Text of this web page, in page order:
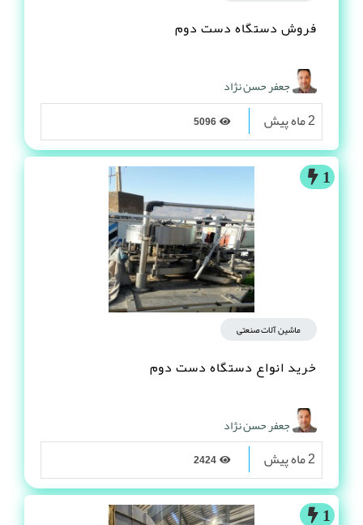
فروش دستگاه دست دوم
جعفر حسن نژاد
2 ماه پیش
1
ماشین آلات صنعتی
خرید انواع دستگاه دست دوم
جعفر حسن نژاد
2 ماه پیش
1